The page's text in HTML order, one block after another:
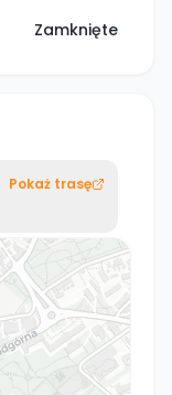
Zamknięte
Pokaż trasę